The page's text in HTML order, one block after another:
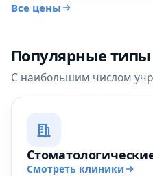
Все цены
Популярные
С наибольшим числом
Смотреть клиники